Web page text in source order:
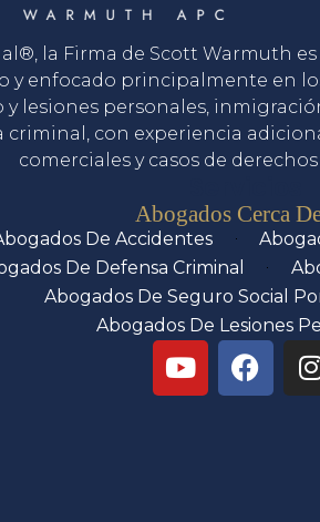
la Firma de Scott Warmuth
y enfocado principalmente en
y lesiones personales,
criminal, con experiencia
comerciales y casos de
Abogados Cerca
De Accidentes
De Defensa Criminal
Abogados De Seguro Social
Abogados De Lesiones